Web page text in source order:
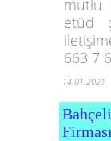
mutlu
etüd
663 7
14.01.2021
Firması